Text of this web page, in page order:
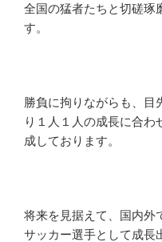
全国の猛者たちと切磋琢
す。
勝負に拘りながらも、目
り１人１人の成長に合
成しております。
将来を見据えて、国内外
サッカー選手として成長